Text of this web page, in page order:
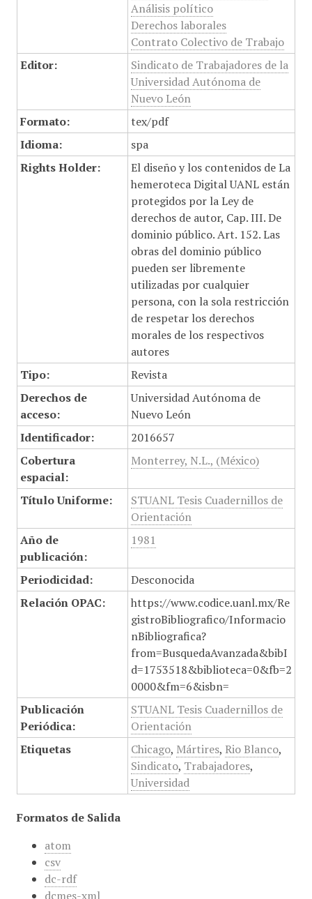
Análisis político
Derechos laborales
Contrato Colectivo de Trabajo
Editor:
Sindicato de Trabajadores de la
Universidad Autónoma de
Nuevo León
Formato:
tex/pdf
Idioma:
spa
Rights Holder:
El diseño y los contenidos de La
hemeroteca Digital UANL están
protegidos por la Ley de
derechos de autor, Cap. III. De
dominio público. Art. 152. Las
obras del dominio público
pueden ser libremente
utilizadas por cualquier
persona, con la sola restricción
de respetar los derechos
morales de los respectivos
autores
Tipo:
Revista
Derechos de
acceso:
Universidad Autónoma de
Nuevo León
Identificador:
2016657
Cobertura
espacial:
Monterrey, N.L., (México)
Título Uniforme:
STUANL Tesis Cuadernillos de
Orientación
Año de
publicación:
1981
Periodicidad:
Desconocida
Relación OPAC:
https://www.codice.uanl.mx/Re
gistroBibliografico/Informacio
nBibliografica?
from=BusquedaAvanzada&bibI
d=1753518&biblioteca=0&fb=2
0000&fm=6&isbn=
Publicación
Periódica:
STUANL Tesis Cuadernillos de
Orientación
Etiquetas
Chicago, Mártires, Rio Blanco,
Sindicato, Trabajadores,
Universidad
Formatos de Salida
atom
csv
dc-rdf
dcmes-xml